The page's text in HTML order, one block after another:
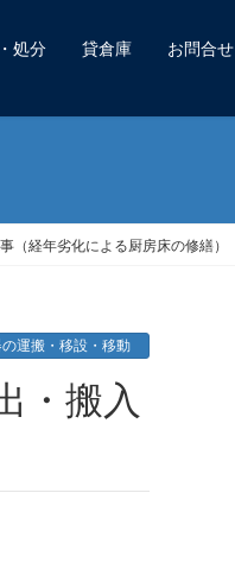
処分 貸倉庫 お問合せ
（経年劣化による厨房床の修繕）
運搬・移設・移動